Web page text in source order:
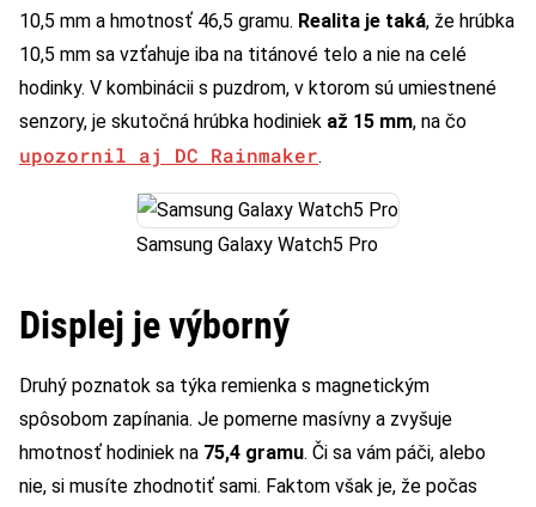
10,5 mm a hmotnosť 46,5 gramu. Realita je taká, že hrúbka
10,5 mm sa vzťahuje iba na titánové telo a nie na celé
hodinky. V kombinácii s puzdrom, v ktorom sú umiestnené
senzory, je skutočná hrúbka hodiniek až 15 mm, na čo
upozornil aj DC Rainmaker.
Samsung Galaxy Watch5 Pro
Displej je výborný
Druhý poznatok sa týka remienka s magnetickým
spôsobom zapínania. Je pomerne masívny a zvyšuje
hmotnosť hodiniek na 75,4 gramu. Či sa vám páči, alebo
nie, si musíte zhodnotiť sami. Faktom však je, že počas